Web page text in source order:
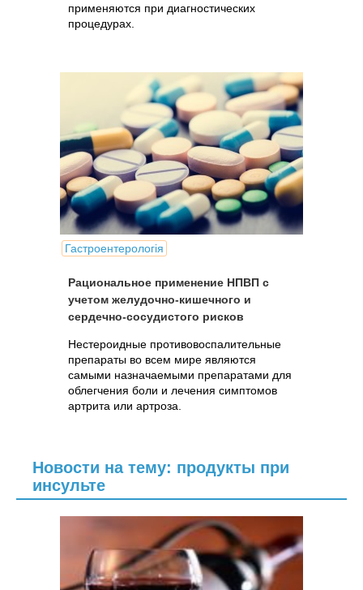
применяются при диагностических
процедурах.
Гастроентерологія
Рациональное применение НПВП с
учетом желудочно-кишечного и
сердечно-сосудистого рисков
Нестероидные противовоспалительные
препараты во всем мире являются
самыми назначаемыми препаратами для
облегчения боли и лечения симптомов
артрита или артроза.
Новости на тему: продукты при
инсульте